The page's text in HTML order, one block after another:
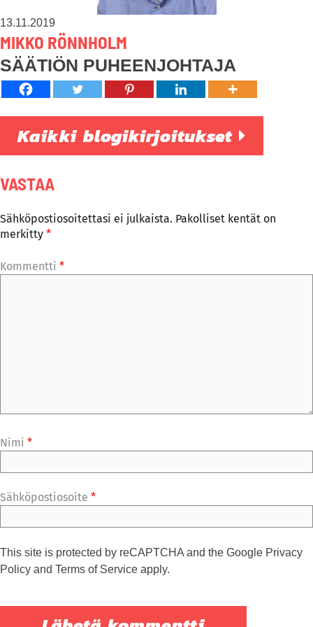
13.11.2019
MIKKO RÖNNHOLM
SÄÄTIÖN PUHEENJOHTAJA
Kaikki blogikirjoitukset
VASTAA
Sähköpostiosoitettasi ei julkaista. Pakolliset kentät on
merkitty *
Kommentti *
Nimi *
Sähköpostiosoite *
This site is protected by reCAPTCHA and the Google Privacy
Policy and Terms of Service apply.